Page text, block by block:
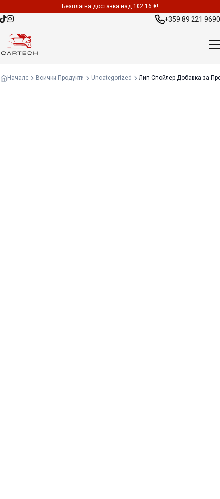
Безплатна доставка над 102.16 €!
+359 89 221 9690
Начало Всички Продукти Uncategorized Лип Спойлер Добавка за